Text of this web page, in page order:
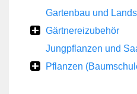
Gartenbau und
Gärtnereizubehör
Jungpflanzen und
Pflanzen